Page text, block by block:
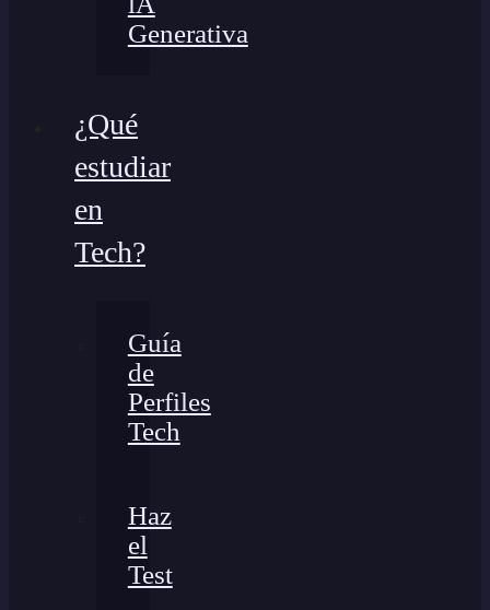
Generativa
¿Qué
estudiar
en
Tech?
Guía
de
Perfiles
Tech
Haz
el
Test